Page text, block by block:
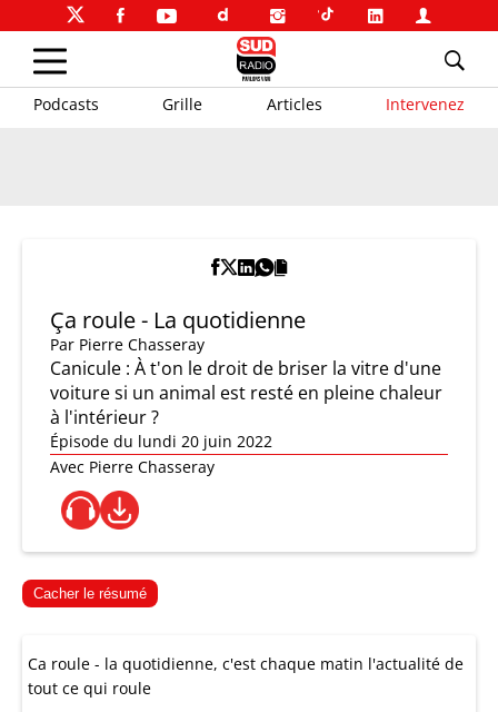
Podcasts Grille Articles Intervenez
Ça roule - La quotidienne
Par Pierre Chasseray
Canicule : À t'on le droit de briser la vitre d'une
voiture si un animal est resté en pleine chaleur
à l'intérieur ?
Épisode du lundi 20 juin 2022
Avec Pierre Chasseray
Cacher le résumé
Ca roule - la quotidienne, c'est chaque matin l'actualité de
tout ce qui roule